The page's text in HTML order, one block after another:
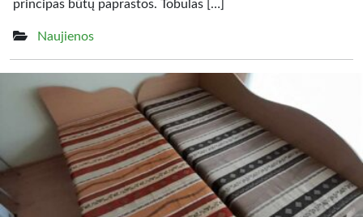
principas būtų paprastos. Tobulas […]
Naujienos